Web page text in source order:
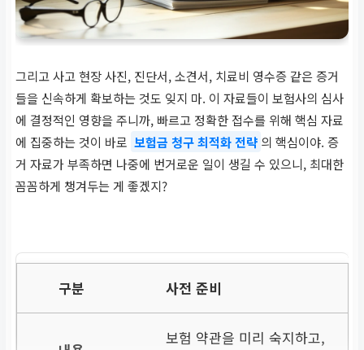
그리고 사고 현장 사진, 진단서, 소견서, 치료비 영수증 같은 증거
들을 신속하게 확보하는 것도 잊지 마. 이 자료들이 보험사의 심사
에 결정적인 영향을 주니까, 빠르고 정확한 접수를 위해 핵심 자료
에 집중하는 것이 바로 보험금 청구 최적화 전략 의 핵심이야. 증
거 자료가 부족하면 나중에 번거로운 일이 생길 수 있으니, 최대한
꼼꼼하게 챙겨두는 게 좋겠지?
사전 준비
보험 약관을 미리 숙지하고,